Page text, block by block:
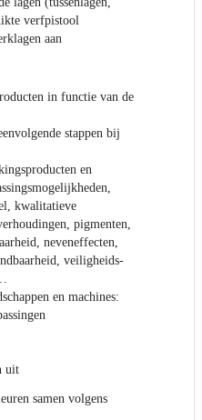
verfpistool
aan
in functie van de
stappen bij
en
kwalitatieve
pigmenten,
neveneffecten,
veiligheids-
en machines:
uit
samen volgens